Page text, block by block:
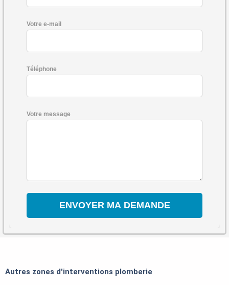
Votre e-mail
Téléphone
Votre message
Autres zones d'interventions plomberie